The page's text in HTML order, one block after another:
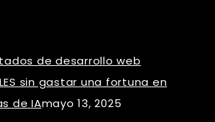
de desarrollo web
sin gastar una fortuna en
de IAmayo 13, 2025